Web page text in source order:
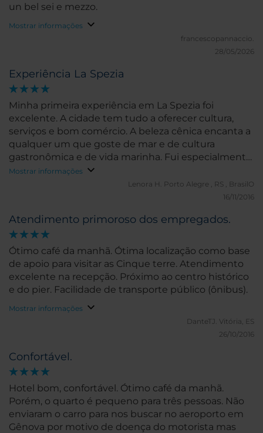
Experiência La Spezia
Minha primeira experiência em La Spezia foi
excelente. A cidade tem tudo a oferecer cultura,
serviços e bom comércio. A beleza cênica encanta a
qualquer um que goste de mar e de cultura
gastronômica e de vida marinha. Fui especialmente
para conhecer e poder vender aqui no sul do Brasil ,
já que sou agente de viagens em mini férias.
Mostrar informações
Lenora H.
Porto Alegre , RS , BrasilO
16/11/2016
Atendimento primoroso dos empregados.
Ótimo café da manhã. Ótima localização como base
de apoio para visitar as Cinque terre. Atendimento
excelente na recepção. Próximo ao centro histórico
e do pier. Facilidade de transporte público (ônibus).
Mostrar informações
DanteTJ. Vitória, ES
26/10/2016
Confortável.
Hotel bom, confortável. Ótimo café da manhã.
Porém, o quarto é pequeno para três pessoas. Não
enviaram o carro para nos buscar no aeroporto em
Gênova por motivo de doença do motorista mas
un bel sei e mezzo.
Mostrar informações
francescopannaccio.
28/05/2026